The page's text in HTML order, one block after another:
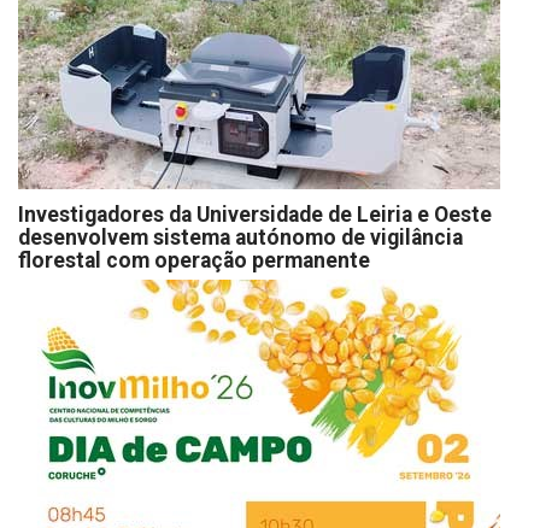
Investigadores da Universidade de Leiria e Oeste
desenvolvem sistema autónomo de vigilância
florestal com operação permanente